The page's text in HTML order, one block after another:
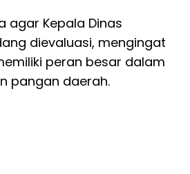
agar Kepala Dinas
dievaluasi, mengingat
peran besar dalam
pangan daerah.